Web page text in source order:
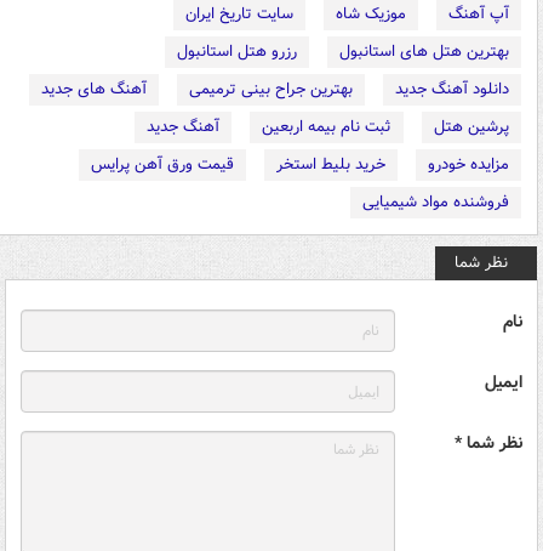
آپ آهنگ موزیک شاه
سایت تاریخ ایران
بهترین هتل های استانبول
رزرو هتل استانبول
دانلود آهنگ جدید
بهترین جراح بینی ترمیمی
آهنگ های جدید
پرشین هتل
ثبت نام بیمه اربعین
آهنگ جدید
مزایده خودرو
خرید بلیط استخر
قیمت ورق آهن پرایس
فروشنده مواد شیمیایی
نظر شما
نام
ایمیل
نظر شما *